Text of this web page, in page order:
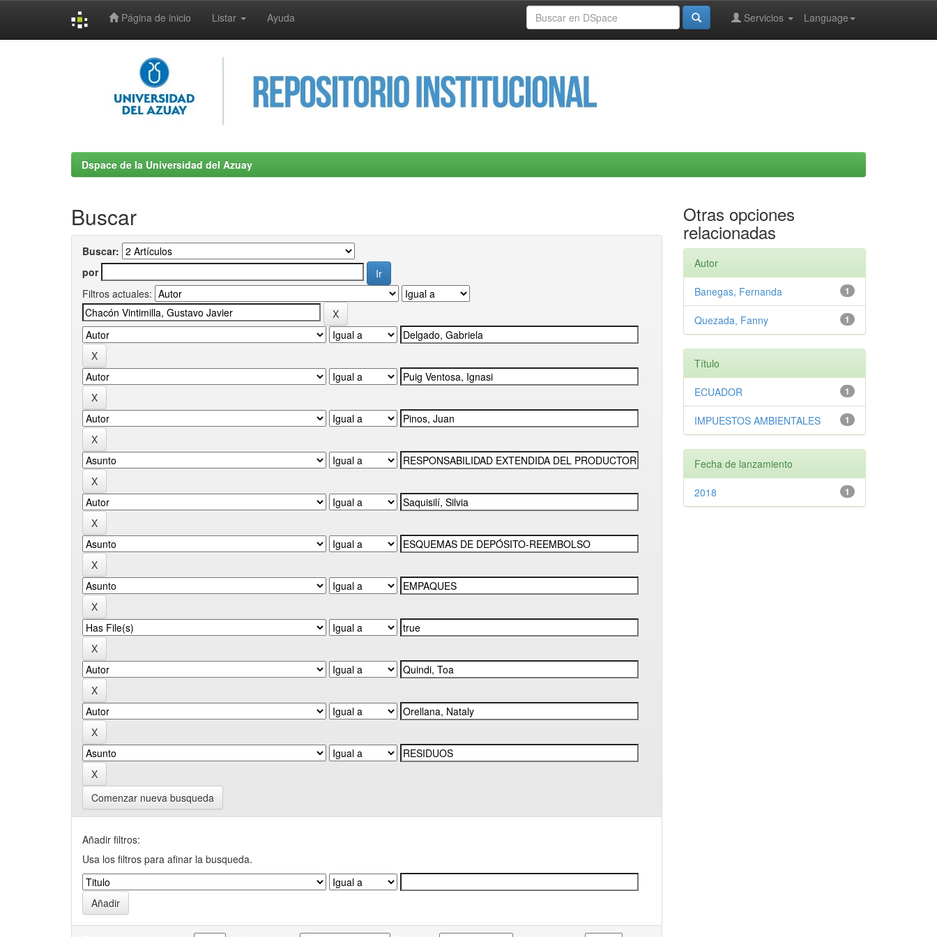
Página de inicio Listar Ayuda Language
Servicios
Dspace de la Universidad del Azuay
Buscar
Buscar:
por
Filtros actuales:
Comenzar nueva busqueda
Añadir filtros:
Usa los filtros para afinar la busqueda.
Otras opciones
relacionadas
Autor
1
Banegas, Fernanda
1
Quezada, Fanny
Título
1
ECUADOR
1
IMPUESTOS AMBIENTALES
Fecha de lanzamiento
1
2018